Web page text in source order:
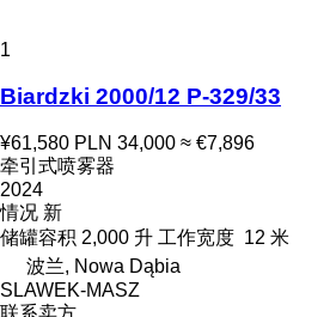
1
Biardzki 2000/12 P-329/33
¥61,580 PLN 34,000 ≈ €7,896
牵引式喷雾器
2024
情况 新
储罐容积 2,000 升 工作宽度 12 米
波兰, Nowa Dąbia
SLAWEK-MASZ
联系卖方